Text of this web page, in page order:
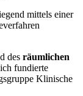
mittels einer
des räumlichen
fundierte
Klinische